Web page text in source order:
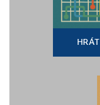
HRÁT